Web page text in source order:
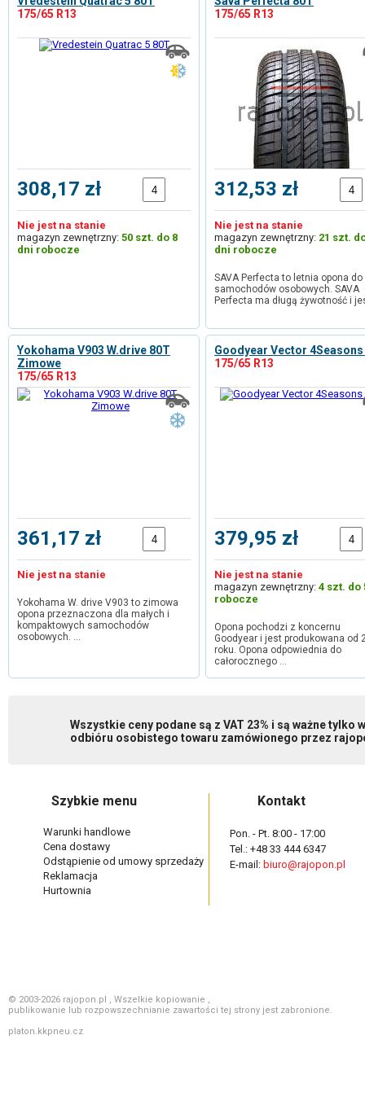
175/65 R13
308,17 zł
Nie jest na stanie
magazyn zewnętrzny: 50 szt. do 8
dni robocze
175/65 R13
312,53 zł
Nie jest na stanie
magazyn zewnętrzny: 21 szt.
dni robocze
SAVA Perfecta to letnia opona do
samochodów osobowych. SAVA
Perfecta ma długą żywotność i
Yokohama V903 W.drive 80T
Zimowe
175/65 R13
361,17 zł
Nie jest na stanie
Yokohama W. drive V903 to zimowa
opona przeznaczona dla małych i
kompaktowych samochodów
osobowych. …
Goodyear Vector
175/65 R13
379,95 zł
Nie jest na stanie
magazyn zewnętrzny: 4 szt. do
robocze
Opona pochodzi z koncernu
Goodyear i jest produkowana od
roku. Opona odpowiednia do
całorocznego …
Wszystkie ceny podane są z VAT 23% i są ważne
odbióru osobistego towaru zamówionego przez
Szybkie menu
Warunki handlowe
Cena dostawy
Odstąpienie od umowy sprzedaży
Reklamacja
Hurtownia
Kontakt
Pon. - Pt. 8:00 - 17:00
Tel.: +48 33 444 6347
E-mail: biuro@rajopon.pl
© 2003-2026 rajopon.pl , Wszelkie kopiowanie ,
publikowanie lub rozpowszechnianie zawartości tej strony jest zabronione.
platon.kkpneu.cz